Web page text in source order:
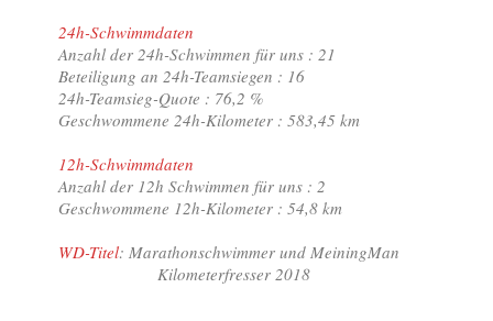
24h-Schwimmdaten
Anzahl der 24h-Schwimmen für uns : 21
Beteiligung an 24h-Teamsiegen : 16
24h-Teamsieg-Quote : 76,2 %
Geschwommene 24h-Kilometer : 583,45 km
12h-Schwimmdaten
Anzahl der 12h Schwimmen für uns : 2
Geschwommene 12h-Kilometer : 54,8 km
WD-Titel: Marathonschwimmer und MeiningMan
Kilometerfresser 2018